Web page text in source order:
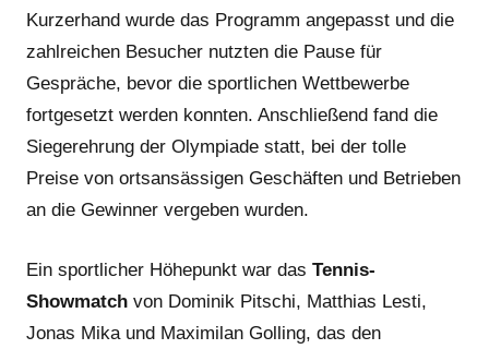
Kurzerhand wurde das Programm angepasst und die
zahlreichen Besucher nutzten die Pause für
Gespräche, bevor die sportlichen Wettbewerbe
fortgesetzt werden konnten. Anschließend fand die
Siegerehrung der Olympiade statt, bei der tolle
Preise von ortsansässigen Geschäften und Betrieben
an die Gewinner vergeben wurden.
Ein sportlicher Höhepunkt war das Tennis-
Showmatch von Dominik Pitschi, Matthias Lesti,
Jonas Mika und Maximilan Golling, das den